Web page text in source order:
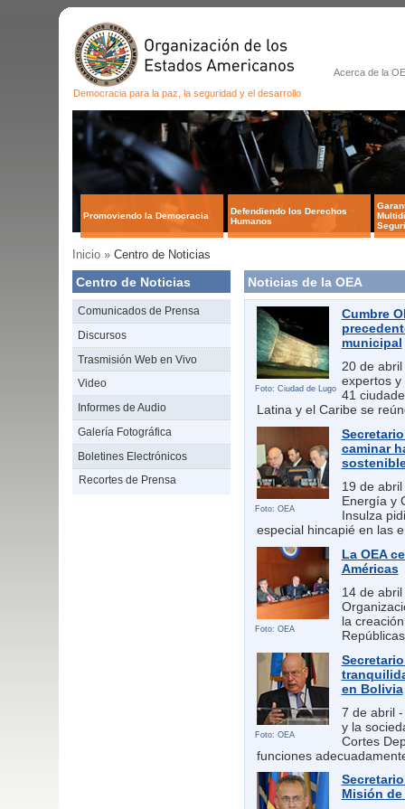
Acerca de la
Democracia para la paz, la seguridad y el desarrollo
Promoviendo la Democracia
Defendiendo los Derechos
Humanos
Inicio » Centro de Noticias
Centro de Noticias
Comunicados de Prensa
Discursos
Trasmisión Web en Vivo
Video
Informes de Audio
Galería Fotográfica
Boletines Electrónicos
Recortes de Prensa
Noticias de la OEA
Foto: Ciudad de Lugo
Cumbre
municipal
20 de
expertos
41
Latina y el Caribe se
Foto: OEA
caminar
19 de
Energía y
Insulza
especial hincapié en las
Foto: OEA
La OEA
Américas
14 de
la
Foto: OEA
en Bolivia
7 de abril
y la
Cortes
funciones
Misión